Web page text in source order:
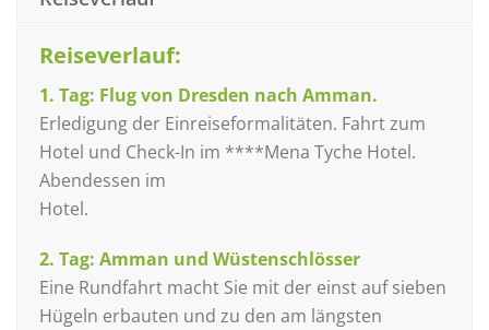
Reiseverlauf:
1. Tag: Flug von Dresden nach Amman.
Erledigung der Einreiseformalitäten. Fahrt zum
Hotel und Check-In im ****Mena Tyche Hotel.
Abendessen im
Hotel.
2. Tag: Amman und Wüstenschlösser
Eine Rundfahrt macht Sie mit der einst auf sieben
Hügeln erbauten und zu den am längsten